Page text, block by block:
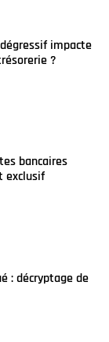
impacte
?
bancaires
exclusif
: décryptage de